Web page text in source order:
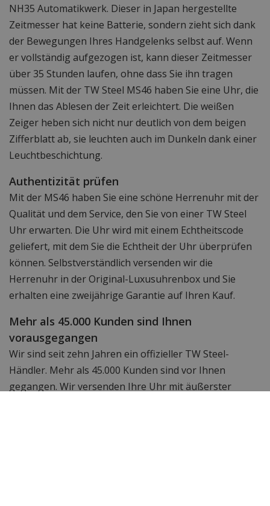
NH35 Automatikwerk. Dieser in Japan hergestellte
Zeitmesser hat keine Batterie, sondern zieht sich dank
der Bewegungen Ihres Handgelenks selbst auf. Wenn
er vollständig aufgezogen ist, kann dieser Zeitmesser
über 35 Stunden laufen, ohne dass Sie ihn tragen
müssen. Mit der TW Steel MS46 haben Sie eine Uhr, die
Ihnen das Ablesen der Zeit erleichtert. Die weißen
Zeiger heben sich nicht nur deutlich von dem beigen
Zifferblatt ab, sie leuchten auch im Dunkeln dank einer
Leuchtbeschichtung.
Authentizität prüfen
Mit der MS46 haben Sie eine schöne Herrenuhr mit der
Qualität und dem Service, den Sie von einer TW Steel
Uhr erwarten. Die Uhr wird mit einem Echtheitscode
geliefert, mit dem Sie die Echtheit der Uhr überprüfen
können. Selbstverständlich versenden wir die
Herrenuhr in der Original-Luxusuhrenbox und Sie
erhalten eine zweijährige Garantie auf Ihren Kauf.
Mehr als 45.000 Kunden sind Ihnen
vorausgegangen
Wir sind seit zehn Jahren ein offizieller TW Steel-
Händler. Mehr als 45.000 Kunden sind vor Ihnen
gegangen. Wir versenden Ihre Uhr mit äußerster